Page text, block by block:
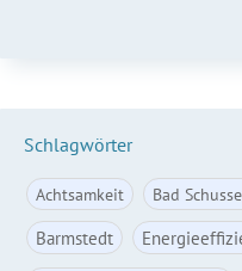
Schlagwörter
Achtsamkeit Bad
Barmstedt